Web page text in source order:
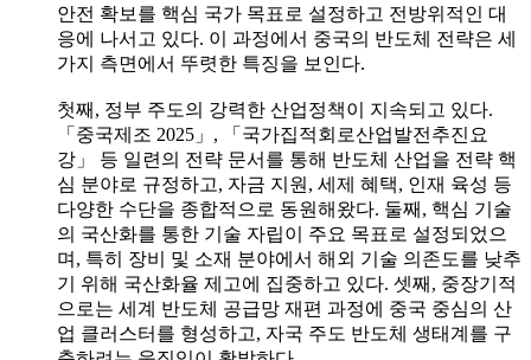
안전 확보를 핵심 국가 목표로 설정하고 전방위적인 대
응에 나서고 있다. 이 과정에서 중국의 반도체 전략은 세
가지 측면에서 뚜렷한 특징을 보인다.
첫째, 정부 주도의 강력한 산업정책이 지속되고 있다.
「중국제조 2025」, 「국가집적회로산업발전추진요
강」 등 일련의 전략 문서를 통해 반도체 산업을 전략 핵
심 분야로 규정하고, 자금 지원, 세제 혜택, 인재 육성 등
다양한 수단을 종합적으로 동원해왔다. 둘째, 핵심 기술
의 국산화를 통한 기술 자립이 주요 목표로 설정되었으
며, 특히 장비 및 소재 분야에서 해외 기술 의존도를 낮추
기 위해 국산화율 제고에 집중하고 있다. 셋째, 중장기적
으로는 세계 반도체 공급망 재편 과정에 중국 중심의 산
업 클러스터를 형성하고, 자국 주도 반도체 생태계를 구